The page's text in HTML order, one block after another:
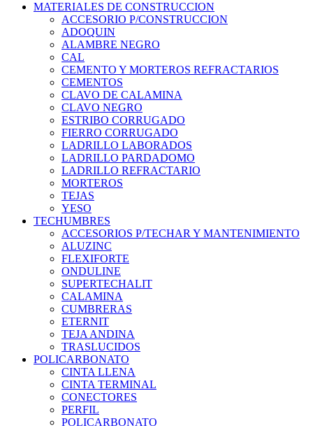
MATERIALES DE CONSTRUCCION
ACCESORIO P/CONSTRUCCION
ADOQUIN
ALAMBRE NEGRO
CAL
CEMENTO Y MORTEROS REFRACTARIOS
CEMENTOS
CLAVO DE CALAMINA
CLAVO NEGRO
ESTRIBO CORRUGADO
FIERRO CORRUGADO
LADRILLO LABORADOS
LADRILLO PARDADOMO
LADRILLO REFRACTARIO
MORTEROS
TEJAS
YESO
TECHUMBRES
ACCESORIOS P/TECHAR Y MANTENIMIENTO
ALUZINC
FLEXIFORTE
ONDULINE
SUPERTECHALIT
CALAMINA
CUMBRERAS
ETERNIT
TEJA ANDINA
TRASLUCIDOS
POLICARBONATO
CINTA LLENA
CINTA TERMINAL
CONECTORES
PERFIL
POLICARBONATO